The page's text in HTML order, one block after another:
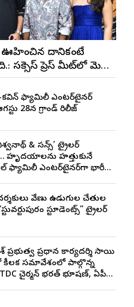
ఊహించిన దానికంటే
సక్సెస్ ప్రెస్ మీట్‌లో మెగా
కవిన్ ఫ్యామిలీ ఎంటర్‌టైనర్
28న గ్రాండ్ రిలీజ్
& సన్స్’ ట్రైలర్
హృదయాలను హత్తుకునే
ఫ్యామిలీ ఎంటర్‌టైనర్‌గా భారీ
వేణు ఉడుగుల చేతుల
స్టూడెంట్స్” ట్రైలర్
ప్రభుత్వ ప్రధాన కార్యదర్శి సాయి
చైర్మన్ భరత్ భూషణ్, ఏపీ